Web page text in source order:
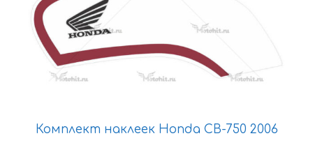
Комплект наклеек Honda CB-750 2006
странице
товара.